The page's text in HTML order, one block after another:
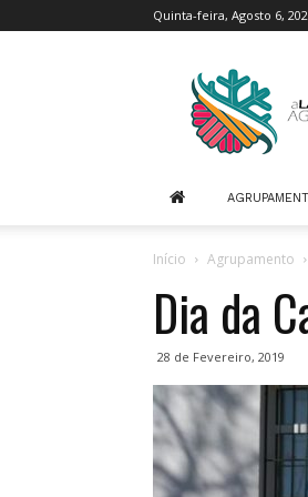
Quinta-feira, Agosto 6,
Agrupamento
de
Escolas
A
Início Agrupamento
Dia da
28 de Fevereiro, 2019